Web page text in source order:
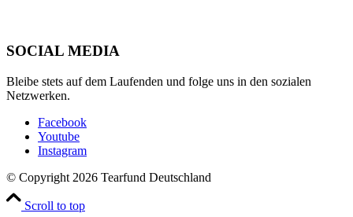
SOCIAL MEDIA
Bleibe stets auf dem Laufenden und folge uns in den sozialen
Netzwerken.
Facebook
Youtube
Instagram
© Copyright 2026 Tearfund Deutschland
Scroll to top